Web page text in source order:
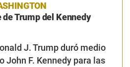
Trump del Kennedy
J. Trump duró medio
John F. Kennedy para las